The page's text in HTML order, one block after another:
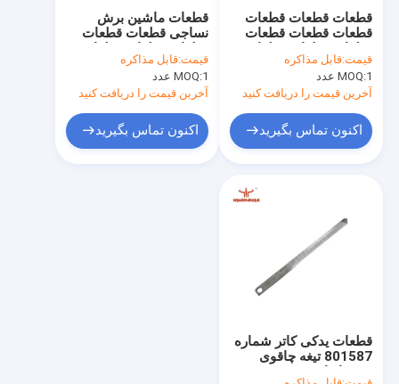
قطعات پلاتر
قطعات برش پخش کننده
قطعات ماشین برش
نساجی قطعات قطعات
قطعات قطعات قطعات
قطعات قطعات قطعات
قطعات قطعات قطعات
قیمت:قابل مذاکره
MOQ:1 عدد
آخرین قیمت را دریافت کنید
اکنون تماس بگیرید
قطعات قطعات قطعات
قطعات قطعات قطعات
قطعات قطعات
قیمت:قابل مذاکره
MOQ:1 عدد
آخرین قیمت را دریافت کنید
اکنون تماس بگیرید
قطعات یدکی کاتر شماره
801587 تیغه چاقوی